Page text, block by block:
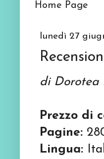
Home Page
lunedì 27
di Dorotea
Prezzo di
Pagine:
Lingua: